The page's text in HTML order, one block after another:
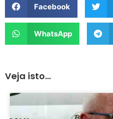
Facebook
WhatsApp
Veja isto...